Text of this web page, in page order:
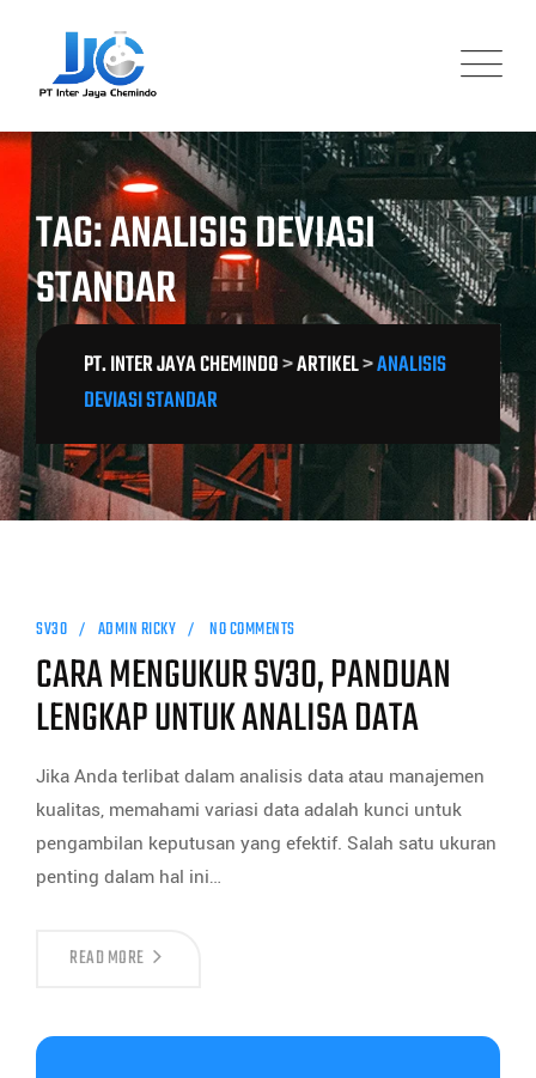
content
TAG: ANALISIS DEVIASI
STANDAR
PT. INTER JAYA CHEMINDO>ARTIKEL>ANALISIS
DEVIASI STANDAR
SV30 ADMIN RICKY NO COMMENTS
CARA MENGUKUR SV30, PANDUAN
LENGKAP UNTUK ANALISA DATA
Jika Anda terlibat dalam analisis data atau manajemen
kualitas, memahami variasi data adalah kunci untuk
pengambilan keputusan yang efektif. Salah satu ukuran
penting dalam hal ini…
READ MORE